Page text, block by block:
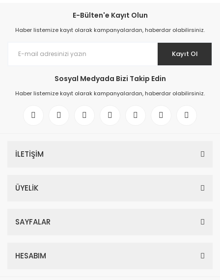
E-Bülten'e Kayıt Olun
Haber listemize kayıt olarak kampanyalardan, haberdar olabilirsiniz.
Kayıt Ol
Sosyal Medyada Bizi Takip Edin
Haber listemize kayıt olarak kampanyalardan, haberdar olabilirsiniz.
İLETİŞİM
ÜYELİK
SAYFALAR
HESABIM